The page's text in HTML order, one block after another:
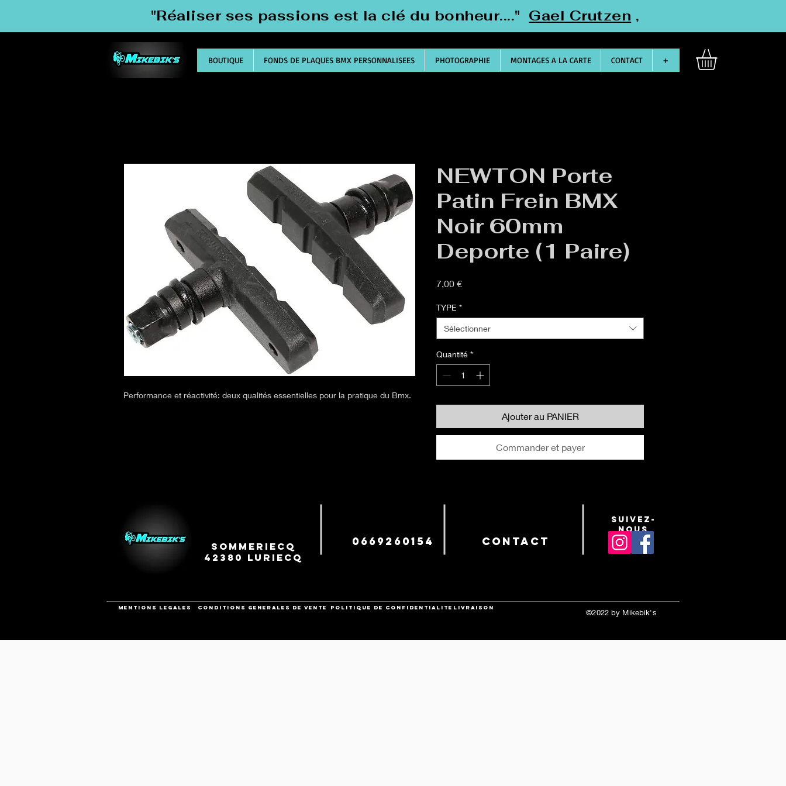
"Réaliser ses passions est la clé du bonheur...." Gael Crutzen ,
BOUTIQUE FONDS DE PLAQUES BMX PERSONNALISEES PHOTOGRAPHIE MONTAGES A LA CARTE CONTACT +
Performance et réactivité: deux qualités essentielles pour la pratique du Bmx.
NEWTON Porte
Patin Frein BMX
Noir 60mm
Deporte (1 Paire)
7,00 €Prix
TYPE *
Sélectionner
Quantité *
Ajouter au PANIER
Commander et payer
contact
suivez-
nous
Sommeriecq
42380 Luriecq
0669260154
Mentions legales CONDITIONS GENERALES DE VENTE Livraison
POLITIQUE DE CONFIDENTIALITE
©2022 by Mikebik's